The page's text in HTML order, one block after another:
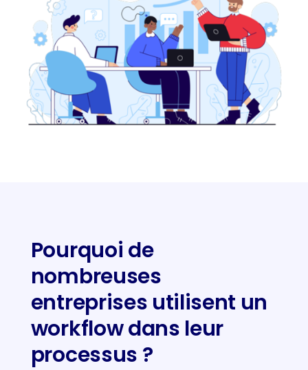
Pourquoi de
nombreuses
entreprises utilisent un
workflow dans leur
processus ?